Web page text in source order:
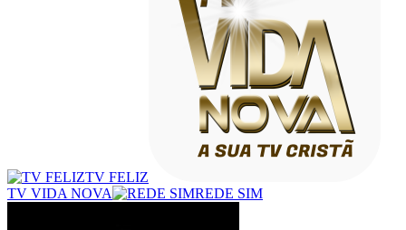
TV FELIZ
TV VIDA NOVA
REDE SIM